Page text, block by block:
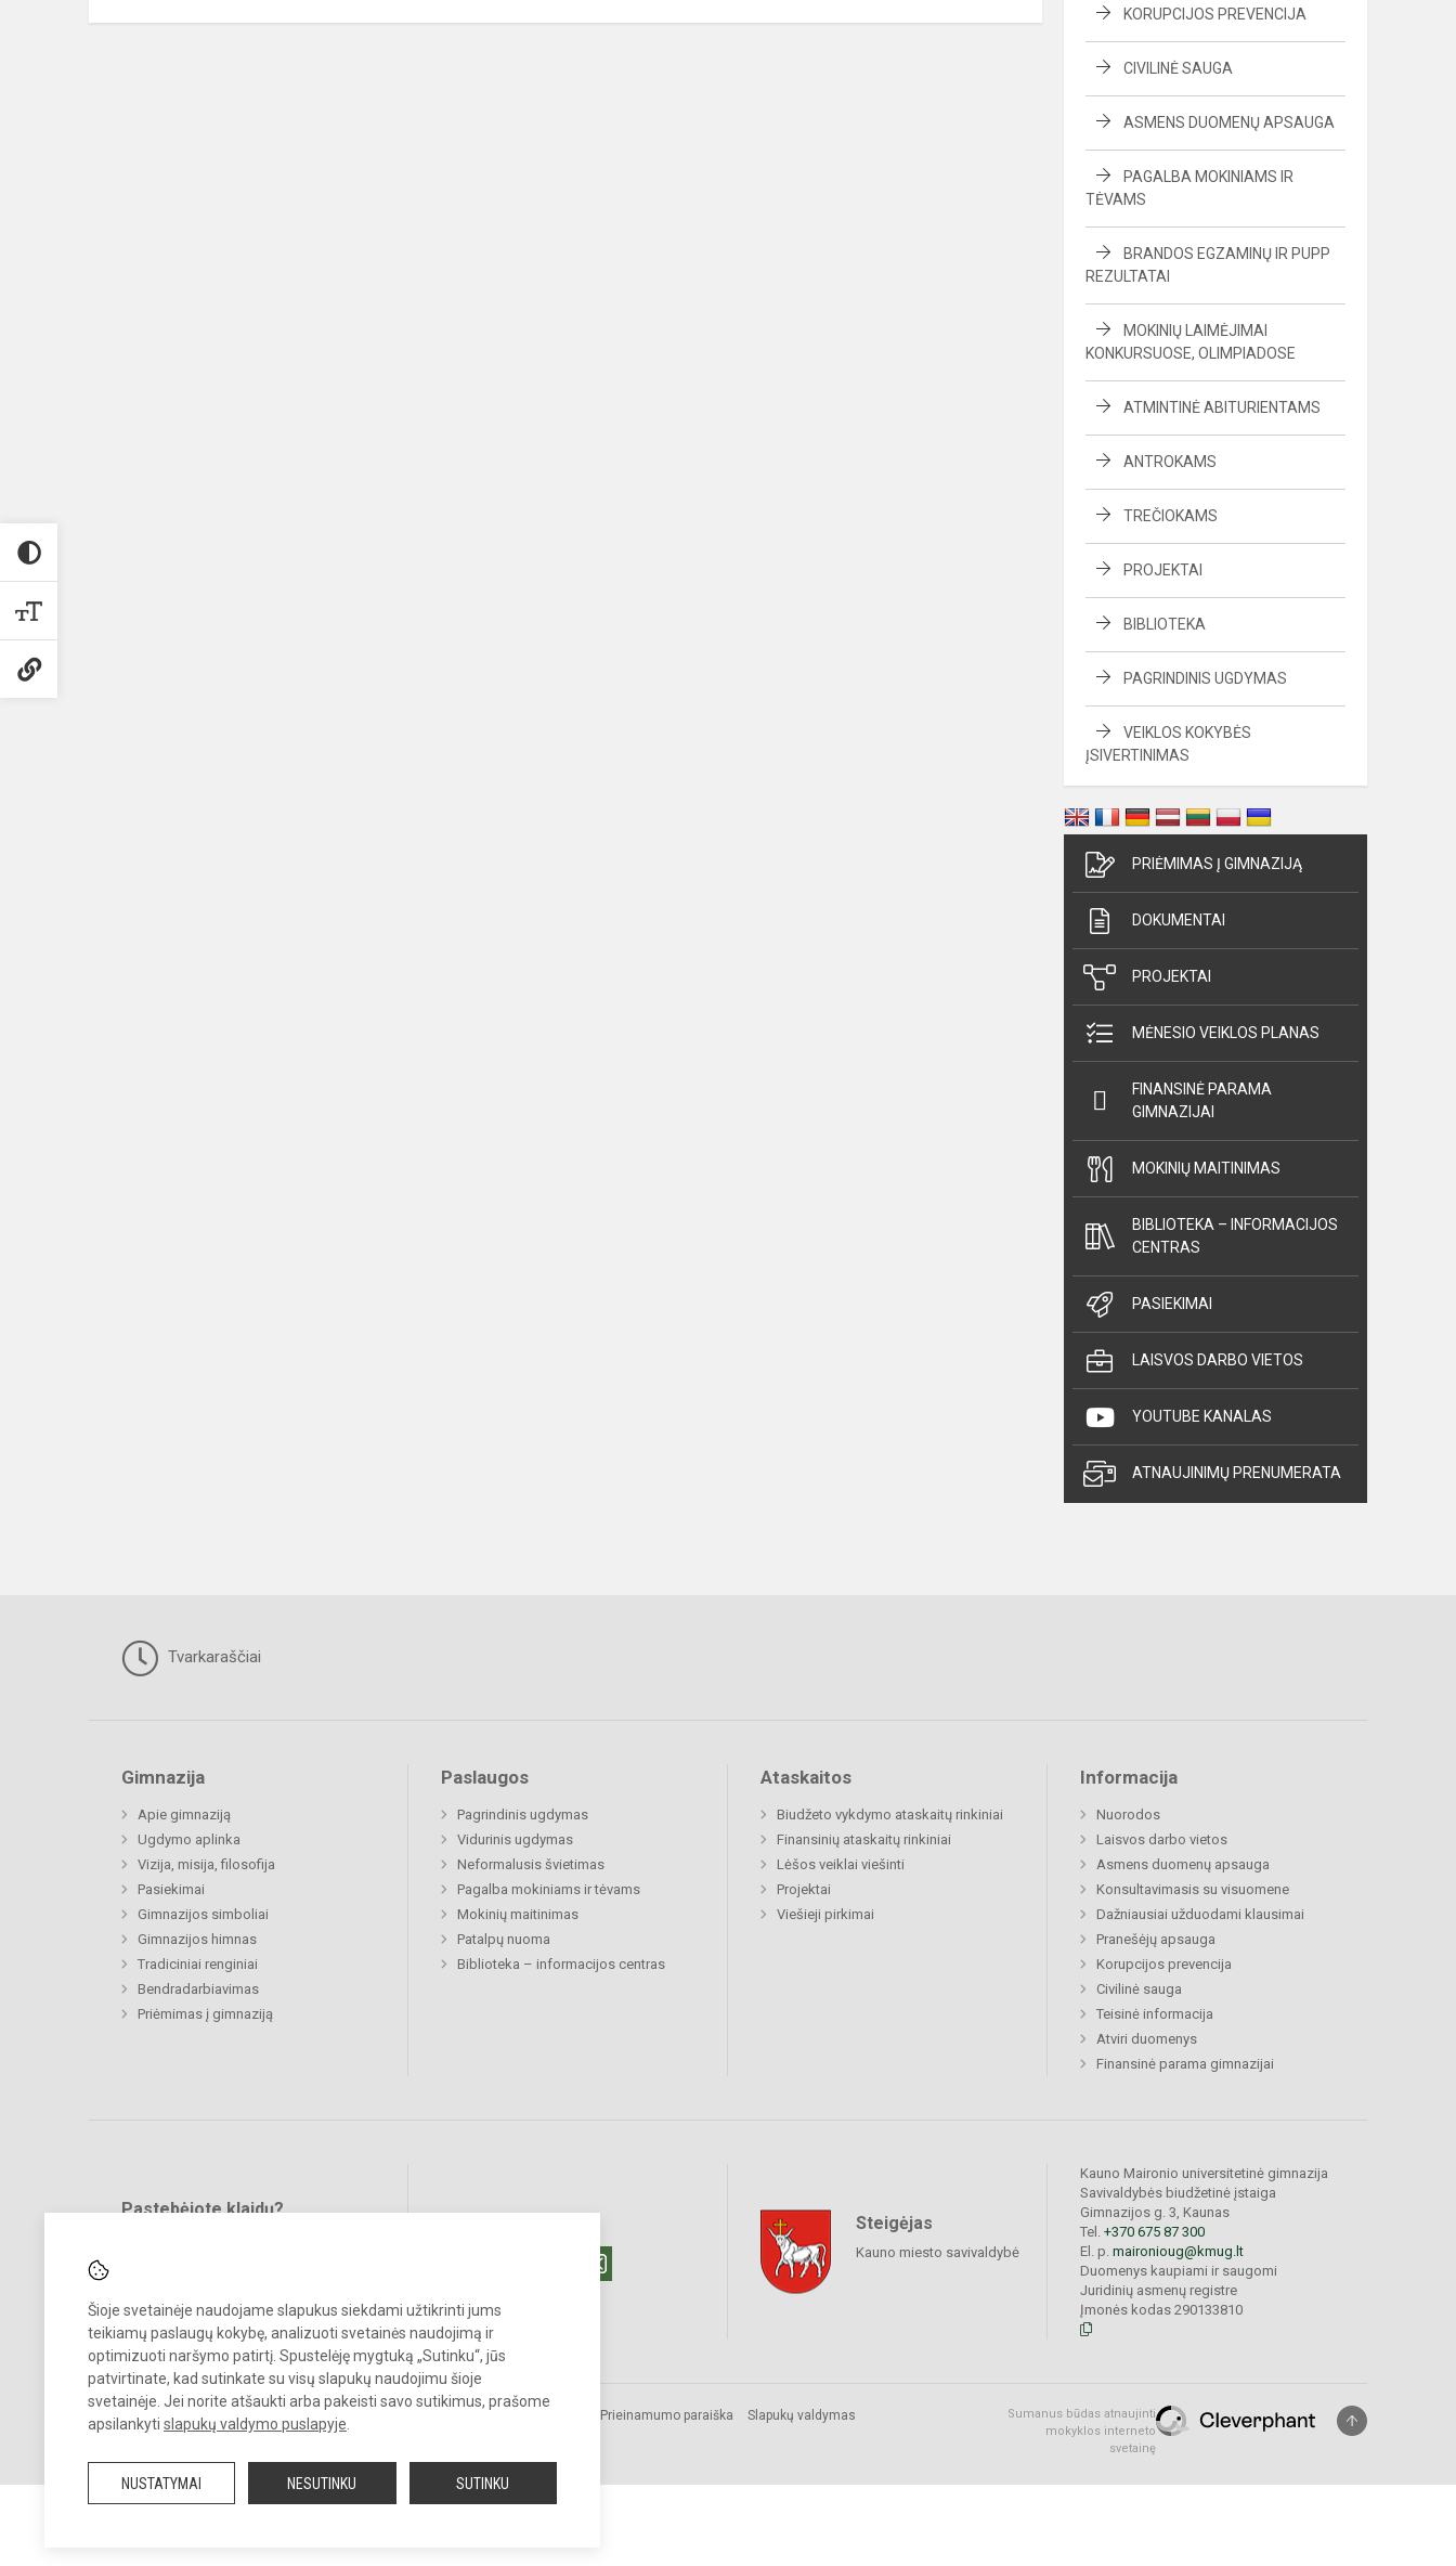
Šioje svetainėje naudojame slapukus siekdami užtikrinti jums
teikiamų paslaugų kokybę, analizuoti svetainės naudojimą ir
optimizuoti naršymo patirtį. Spustelėję mygtuką „Sutinku“, jūs
patvirtinate, kad sutinkate su visų slapukų naudojimu šioje
svetainėje. Jei norite atšaukti arba pakeisti savo sutikimus, prašome
apsilankyti slapukų valdymo puslapyje
NUSTATYMAI NESUTINKU SUTINKU
KORUPCIJOS PREVENCIJA
CIVILINĖ SAUGA
ASMENS DUOMENŲ APSAUGA
PAGALBA MOKINIAMS IR
TĖVAMS
BRANDOS EGZAMINŲ IR PUPP
REZULTATAI
MOKINIŲ LAIMĖJIMAI
KONKURSUOSE, OLIMPIADOSE
ATMINTINĖ ABITURIENTAMS
ANTROKAMS
TREČIOKAMS
PROJEKTAI
BIBLIOTEKA
PAGRINDINIS UGDYMAS
VEIKLOS KOKYBĖS
ĮSIVERTINIMAS
PRIĖMIMAS Į GIMNAZIJĄ
DOKUMENTAI
PROJEKTAI
MĖNESIO VEIKLOS PLANAS
FINANSINĖ PARAMA
GIMNAZIJAI
MOKINIŲ MAITINIMAS
BIBLIOTEKA – INFORMACIJOS
CENTRAS
PASIEKIMAI
LAISVOS DARBO VIETOS
YOUTUBE KANALAS
ATNAUJINIMŲ PRENUMERATA
Tvarkaraščiai
Gimnazija
Apie gimnaziją
Ugdymo aplinka
Vizija, misija, filosofija
Pasiekimai
Gimnazijos simboliai
Gimnazijos himnas
Tradiciniai renginiai
Bendradarbiavimas
Priėmimas į gimnaziją
Paslaugos
Pagrindinis ugdymas
Vidurinis ugdymas
Neformalusis švietimas
Pagalba mokiniams ir tėvams
Mokinių maitinimas
Patalpų nuoma
Biblioteka – informacijos centras
Ataskaitos
Biudžeto vykdymo ataskaitų rinkiniai
Finansinių ataskaitų rinkiniai
Lėšos veiklai viešinti
Projektai
Viešieji pirkimai
Informacija
Nuorodos
Laisvos darbo vietos
Asmens duomenų apsauga
Konsultavimasis su visuomene
Dažniausiai užduodami klausimai
Pranešėjų apsauga
Korupcijos prevencija
Civilinė sauga
Teisinė informacija
Atviri duomenys
Finansinė parama gimnazijai
Pastebėjote klaidų?
Steigėjas
Kauno miesto savivaldybė
Kauno Maironio universitetinė gimnazija
Savivaldybės biudžetinė įstaiga
Gimnazijos g. 3, Kaunas
Tel. +370 675 87 300
El. p. maironioug@kmug.lt
Duomenys kaupiami ir saugomi
Juridinių asmenų registre
Įmonės kodas 290133810
© 2025. Kauno Maironio universitetinė gimnazija. Visos teisės saugomos.
Kopijuoti turinį be raštiško įstaigos administracijos sutikimo griežtai
Prieinamumo paraiška Slapukų valdymas
Sumanus būdas atnaujinti
mokyklos interneto
svetainę